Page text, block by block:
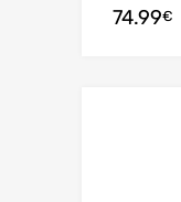
74.99€